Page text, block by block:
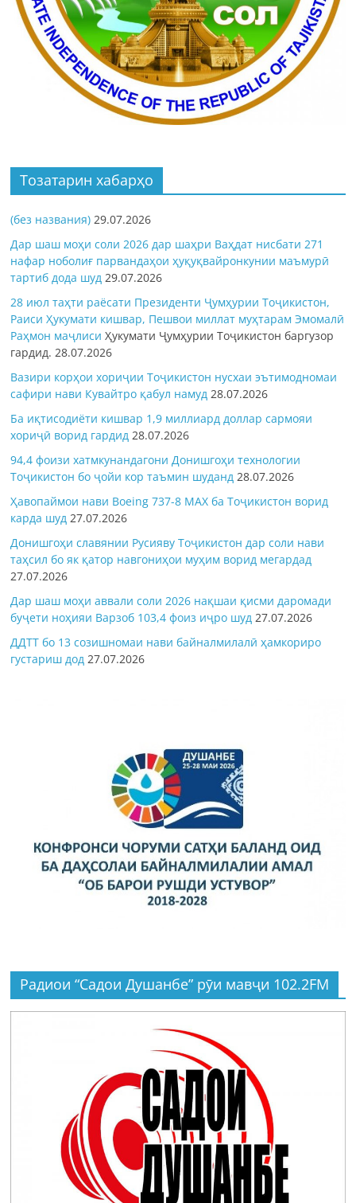
Тозатарин хабарҳо
(без названия) 29.07.2026
Дар шаш моҳи соли 2026 дар шаҳри Ваҳдат нисбати 271
нафар ноболиғ парвандаҳои ҳуқуқвайронкунии маъмурӣ
тартиб дода шуд 29.07.2026
28 июл таҳти раёсати Президенти Ҷумҳурии Тоҷикистон,
Раиси Ҳукумати кишвар, Пешвои миллат муҳтарам Эмомалӣ
Раҳмон маҷлисиҲукумати Ҷумҳурии Тоҷикистон баргузор
гардид.28.07.2026
Вазири корҳои хориҷии Тоҷикистон нусхаи эътимодномаи
сафири нави Кувайтро қабул намуд 28.07.2026
Ба иқтисодиёти кишвар 1,9 миллиард доллар сармояи
хориҷӣ ворид гардид 28.07.2026
94,4 фоизи хатмкунандагони Донишгоҳи технологии
Тоҷикистон бо ҷойи кор таъмин шуданд 28.07.2026
Ҳавопаймои нави Boeing 737-8 MAX ба Тоҷикистон ворид
карда шуд 27.07.2026
Донишгоҳи славянии Русияву Тоҷикистон дар соли нави
таҳсил бо як қатор навгониҳои муҳим ворид мегардад
27.07.2026
Дар шаш моҳи аввали соли 2026 нақшаи қисми даромади
буҷети ноҳияи Варзоб 103,4 фоиз иҷро шуд 27.07.2026
ДДТТ бо 13 созишномаи нави байналмилалӣ ҳамкориро
густариш дод 27.07.2026
Радиои “Садои Душанбе” рӯи мавҷи 102.2FM